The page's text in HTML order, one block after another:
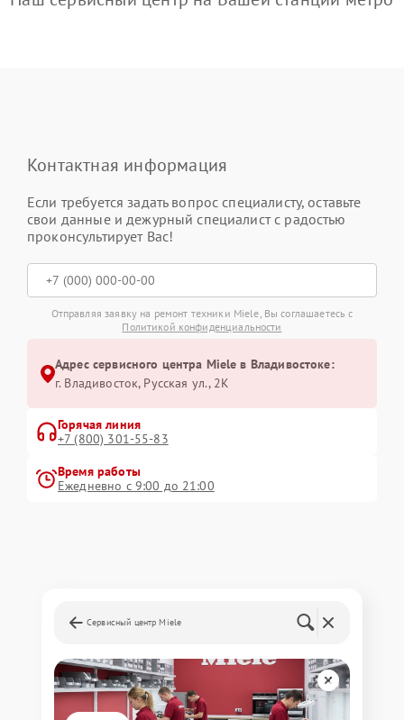
Контактная информация
Если требуется задать вопрос специалисту, оставьте
свои данные и дежурный специалист с радостью
проконсультирует Вас!
Отправляя заявку на ремонт техники Miele, Вы соглашаетесь с
Политикой конфиденциальности
Адрес сервисного центра Miele в Владивостоке:
г. Владивосток, Русская ул., 2К
Горячая линия
+7 (800) 301-55-83
Время работы
Ежедневно с 9:00 до 21:00
Сервисный центр Miele